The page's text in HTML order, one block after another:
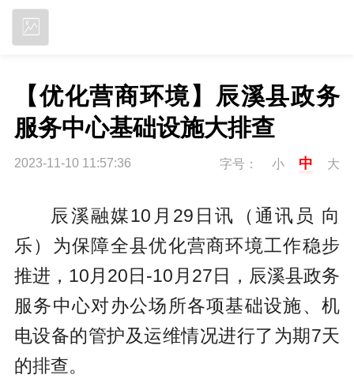
【优化营商环境】辰溪县政务
服务中心基础设施大排查
2023-11-10 11:57:36 字号： 小 中 大
辰溪融媒10月29日讯（通讯员 向
乐）为保障全县优化营商环境工作稳步
推进，10月20日-10月27日，辰溪县政务
服务中心对办公场所各项基础设施、机
电设备的管护及运维情况进行了为期7天
的排查。